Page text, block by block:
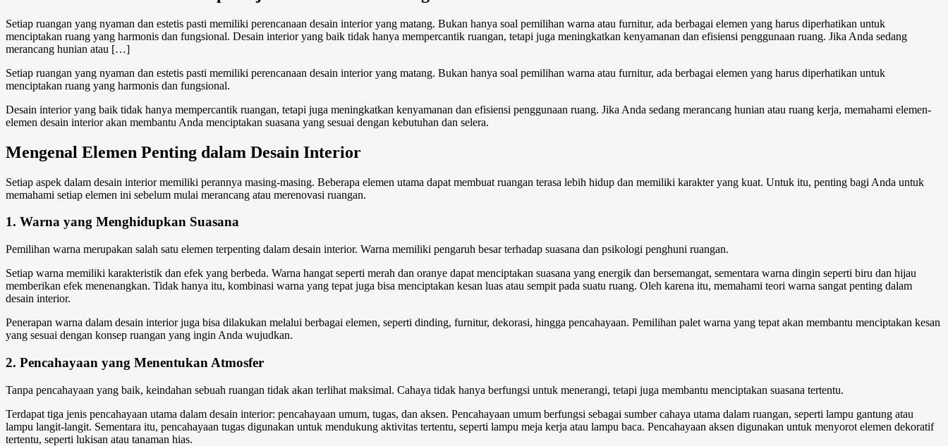
Setiap ruangan yang nyaman dan estetis pasti memiliki perencanaan desain interior yang matang. Bukan hanya soal pemilihan warna atau furnitur, ada berbagai elemen yang harus diperhatikan untuk
menciptakan ruang yang harmonis dan fungsional. Desain interior yang baik tidak hanya mempercantik ruangan, tetapi juga meningkatkan kenyamanan dan efisiensi penggunaan ruang. Jika Anda sedang
merancang hunian atau […]
Setiap ruangan yang nyaman dan estetis pasti memiliki perencanaan desain interior yang matang. Bukan hanya soal pemilihan warna atau furnitur, ada berbagai elemen yang harus diperhatikan untuk
menciptakan ruang yang harmonis dan fungsional.
Desain interior yang baik tidak hanya mempercantik ruangan, tetapi juga meningkatkan kenyamanan dan efisiensi penggunaan ruang. Jika Anda sedang merancang hunian atau ruang kerja, memahami elemen-
elemen desain interiorakan membantu Anda menciptakan suasana yang sesuai dengan kebutuhan dan selera.
Mengenal Elemen Penting dalam Desain Interior
Setiap aspek dalam desain interior memiliki perannya masing-masing. Beberapa elemen utama dapat membuat ruangan terasa lebih hidup dan memiliki karakter yang kuat. Untuk itu, penting bagi Anda untuk
memahami setiap elemen ini sebelum mulai merancang atau merenovasi ruangan.
1. Warna yang Menghidupkan Suasana
Pemilihan warna merupakan salah satu elemen terpenting dalam desain interior. Warna memiliki pengaruh besar terhadap suasana dan psikologi penghuni ruangan.
Setiap warna memiliki karakteristik dan efek yang berbeda. Warna hangat seperti merah dan oranye dapat menciptakan suasana yang energik dan bersemangat, sementara warna dingin seperti biru dan hijau
memberikan efek menenangkan. Tidak hanya itu, kombinasi warna yang tepat juga bisa menciptakan kesan luas atau sempit pada suatu ruang. Oleh karena itu, memahami teori warna sangat penting dalam
desain interior.
Penerapan warna dalam desain interior juga bisa dilakukan melalui berbagai elemen, seperti dinding, furnitur, dekorasi, hingga pencahayaan. Pemilihan palet warna yang tepat akan membantu menciptakan kesan
yang sesuai dengan konsep ruangan yang ingin Anda wujudkan.
2. Pencahayaan yang Menentukan Atmosfer
Tanpa pencahayaan yang baik, keindahan sebuah ruangan tidak akan terlihat maksimal. Cahaya tidak hanya berfungsi untuk menerangi, tetapi juga membantu menciptakan suasana tertentu.
Terdapat tiga jenis pencahayaan utama dalam desain interior: pencahayaan umum, tugas, dan aksen. Pencahayaan umum berfungsi sebagai sumber cahaya utama dalam ruangan, seperti lampu gantung atau
lampu langit-langit. Sementara itu, pencahayaan tugas digunakan untuk mendukung aktivitas tertentu, seperti lampu meja kerja atau lampu baca. Pencahayaan aksen digunakan untuk menyorot elemen dekoratif
tertentu, seperti lukisan atau tanaman hias.